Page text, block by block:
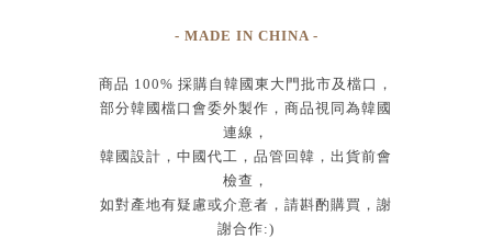
- MADE IN CHINA -
商品 100% 採購自韓國東大門批市及檔口，
部分韓國檔口會委外製作，商品視同為韓國
連線，
韓國設計 ， 中國代工 ， 品管回韓 ， 出貨前會
檢查 ，
如對產地有疑慮或介意者，請斟酌購買， 謝
謝合作:)